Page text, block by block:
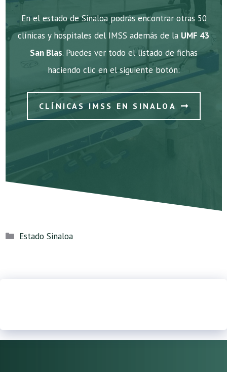
En el estado de Sinaloa podrás encontrar otras 50
clínicas y hospitales del IMSS además de la UMF 43
San Blas. Puedes ver todo el listado de fichas
haciendo clic en el siguiente botón:
CLÍNICAS IMSS EN SINALOA
Categorías
Estado Sinaloa